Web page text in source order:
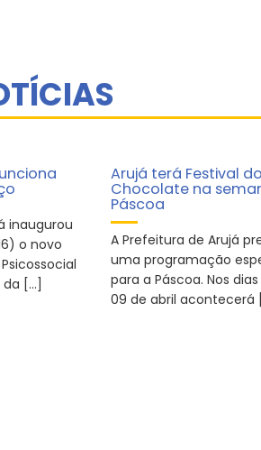
inaugurou
o novo
da […]
Arujá terá Festival do
Chocolate na
Páscoa
A Prefeitura de Arujá
uma programação
para a Páscoa. Nos
09 de abril acontecerá